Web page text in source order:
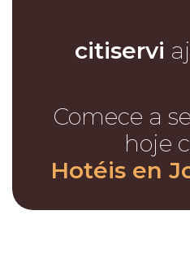
citiservi
Comece a
hoje
Hotéis en